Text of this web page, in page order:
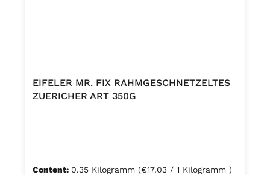
EIFELER MR. FIX RAHMGESCHNETZELTES
ZUERICHER ART 350G
Content: 0.35 Kilogramm (€17.03 / 1 Kilogramm )